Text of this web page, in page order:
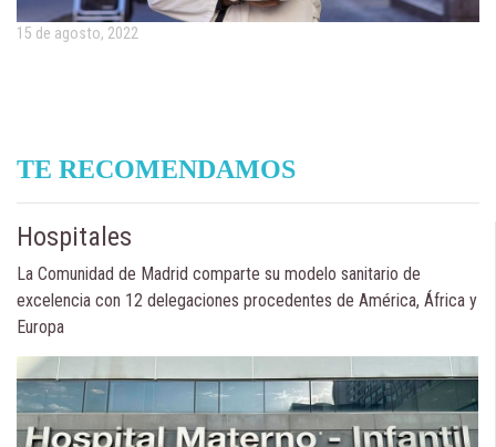
15 de agosto, 2022
TE RECOMENDAMOS
Hospitales
La Comunidad de Madrid comparte su modelo sanitario de
excelencia con 12 delegaciones procedentes de América, África y
Europa